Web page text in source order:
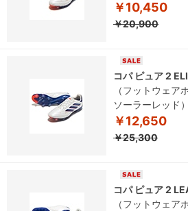
￥10,450
￥20,900
コパ ピュア 2
（フットウェア
ソーラーレッド）
￥12,650
￥25,300
コパ ピュア 2
（フットウェア